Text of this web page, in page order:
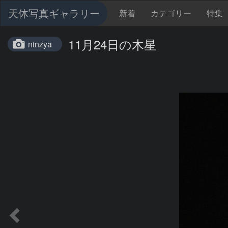
天体写真ギャラリー 新着 カテゴリー 特集
ninzya 11月24日の木星